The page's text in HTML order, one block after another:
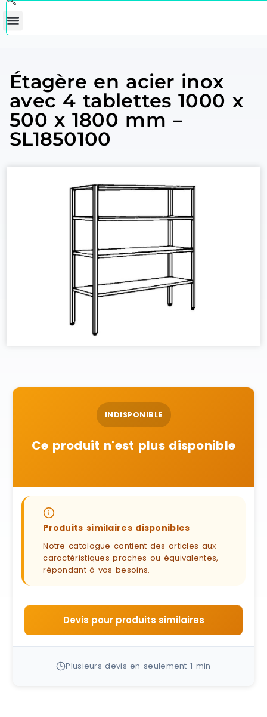
Étagère en acier inox
avec 4 tablettes 1000 x
500 x 1800 mm –
SL1850100
INDISPONIBLE
Ce produit n'est plus disponible
Produits similaires disponibles
Notre catalogue contient des articles aux
caractéristiques proches ou équivalentes,
répondant à vos besoins.
Devis pour produits similaires
Plusieurs devis en seulement 1 min